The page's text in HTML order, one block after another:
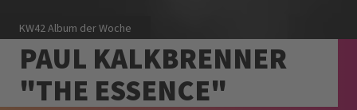
KW42 Album der Woche
PAUL KALKBRENNER
"THE ESSENCE"